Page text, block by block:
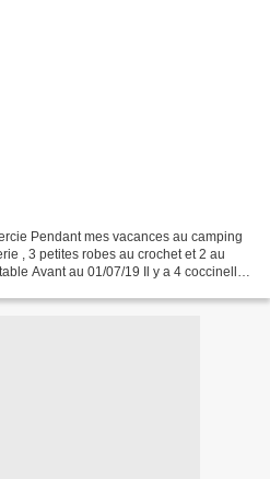
Pendant mes vacances au camping
, 3 petites robes au crochet et 2 au
Avant au 01/07/19 Il y a 4 coccinelles